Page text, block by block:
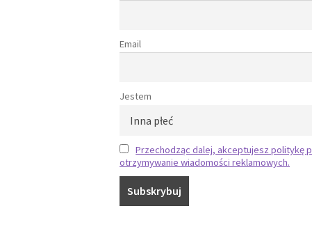
Email
Jestem
Przechodząc dalej, akceptujesz politykę
otrzymywanie wiadomości reklamowych.